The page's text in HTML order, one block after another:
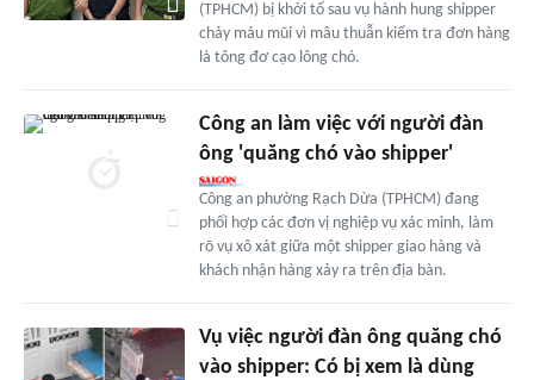
(TPHCM) bị khởi tố sau vụ hành hung shipper
chảy máu mũi vì mâu thuẫn kiểm tra đơn hàng
là tông đơ cạo lông chó.
Công an làm việc với người đàn
ông 'quăng chó vào shipper'
Công an phường Rạch Dừa (TPHCM) đang
phối hợp các đơn vị nghiệp vụ xác minh, làm
rõ vụ xô xát giữa một shipper giao hàng và
khách nhận hàng xảy ra trên địa bàn.
Vụ việc người đàn ông quăng chó
vào shipper: Có bị xem là dùng